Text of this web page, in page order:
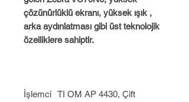
çözünürlüklü ekranı, yüksek ışık ,
arka aydınlatması gibi üst teknolojik
özelliklere sahiptir.
İşlemci TI OM AP 4430, Çift